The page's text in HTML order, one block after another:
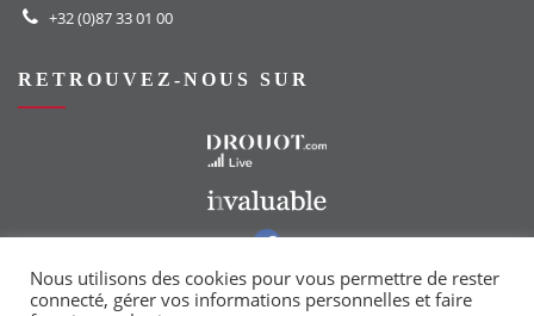
+32 (0)87 33 01 00
RETROUVEZ-NOUS SUR
Vers notre groupe Facebook
Nous utilisons des cookies pour vous permettre de rester
connecté, gérer vos informations personnelles et faire